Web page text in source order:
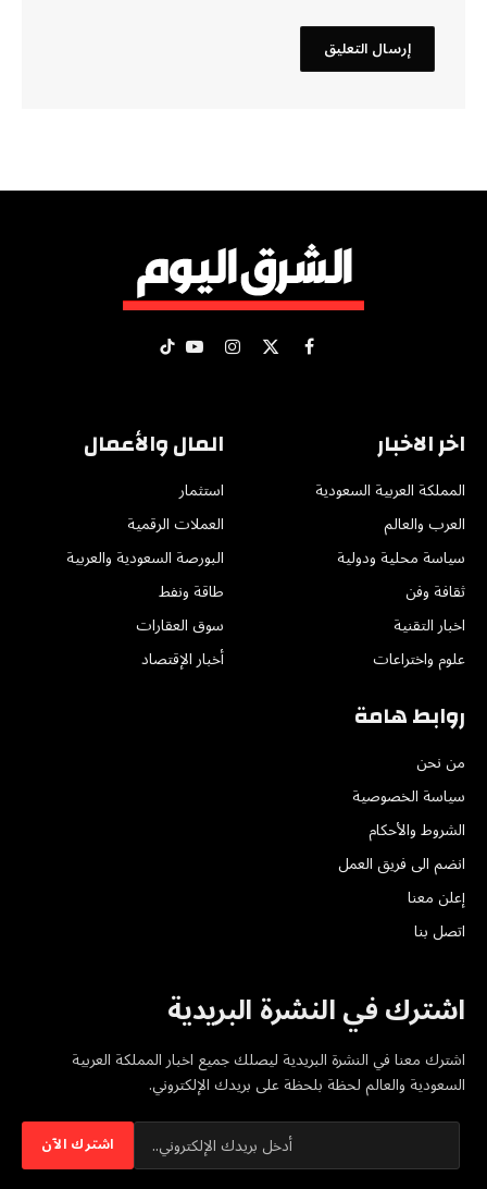
فيسبوك
X الانستغراميوتيوبتيكتوك
اخر الاخبار
المملكة العربية السعودية
العرب والعالم
سياسة محلية ودولية
ثقافة وفن
اخبار التقنية
علوم واختراعات
المال والأعمال
استثمار
العملات الرقمية
البورصة السعودية والعربية
طاقة ونفط
سوق العقارات
أخبار الإقتصاد
روابط هامة
من نحن
سياسة الخصوصية
الشروط والأحكام
انضم الى فريق العمل
إعلن معنا
اتصل بنا
اشترك في النشرة البريدية
اشترك معنا في النشرة البريدية ليصلك جميع اخبار المملكة العربية
السعودية والعالم لحظة بلحظة على بريدك الإلكتروني.